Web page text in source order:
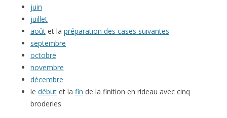
juin
juillet
août et la préparation des cases suivantes
septembre
octobre
novembre
décembre
le début et la fin de la finition en rideau avec cinq
broderies